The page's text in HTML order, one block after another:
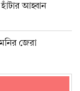
আহ্বান
জেরা